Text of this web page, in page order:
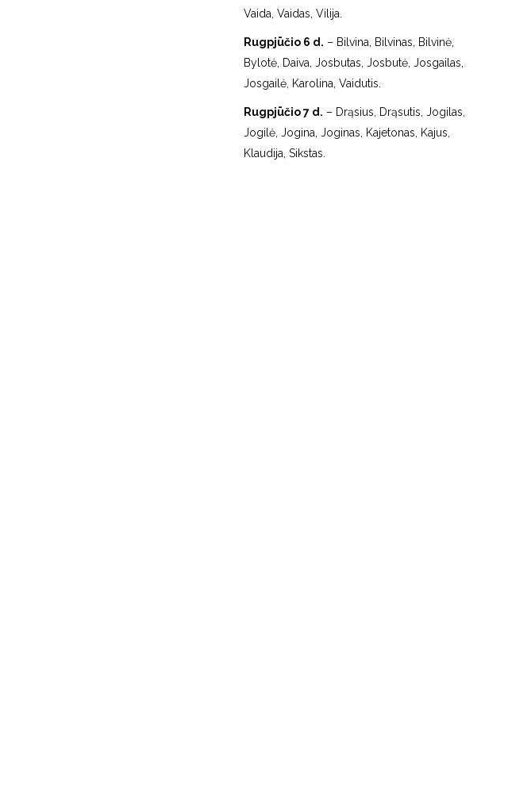
Vaida, Vaidas, Vilija.
Rugpjūčio 6 d. – Bilvina, Bilvinas, Bilvinė,
Bylotė, Daiva, Josbutas, Josbutė, Josgailas,
Josgailė, Karolina, Vaidutis.
Rugpjūčio 7 d. – Drąsius, Drąsutis, Jogilas,
Jogilė, Jogina, Joginas, Kajetonas, Kajus,
Klaudija, Sikstas.